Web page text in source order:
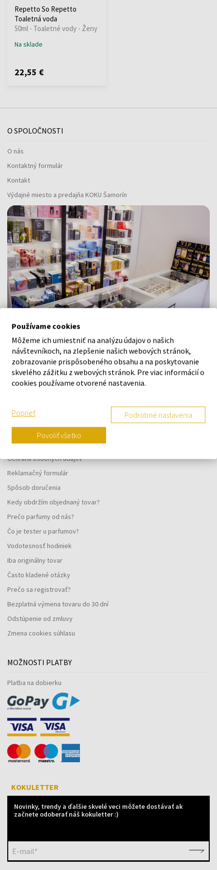
Repetto So Repetto
Toaletná voda
50ml - Toaletné vody - Ženy
Na sklade
22,55 €
O SPOLOČNOSTI
O nás
Kontaktný formulár
Kontakt
Výdajné miesto a predajňa KOKU Šamorín
Navštívte našu predajňu v Šamoríne
Po - Pi: 8:00 - 16:00
Na Bratislavskej 64/76, Šamorín, 931 01
VŠETKO O NÁKUPE
Vernostný systém
Všeobecné obchodné podmienky
Ochrana osobných údajov
Reklamačný formulár
Spôsob doručenia
Kedy obdržím objednaný tovar?
Prečo parfumy od nás?
Čo je tester u parfumov?
Vodotesnosť hodiniek
Iba originálny tovar
Často kladené otázky
Prečo sa registrovať?
Bezplatná výmena tovaru do 30 dní
Odstúpenie od zmluvy
Zmena cookies súhlasu
MOŽNOSTI PLATBY
Platba na dobierku
KOKULETTER
Novinky, trendy a ďalšie skvelé veci môžete dostávať ak
začnete odoberať náš kokuletter :)
E-mail*
Používame cookies
Môžeme ich umiestniť na analýzu údajov o našich
návštevníkoch, na zlepšenie našich webových stránok,
zobrazovanie prispôsobeného obsahu a na poskytovanie
skvelého zážitku z webových stránok. Pre viac informácií o
cookies používame otvorené nastavenia.
Poprieť Podrobné nastavenia
Povoliť všetko